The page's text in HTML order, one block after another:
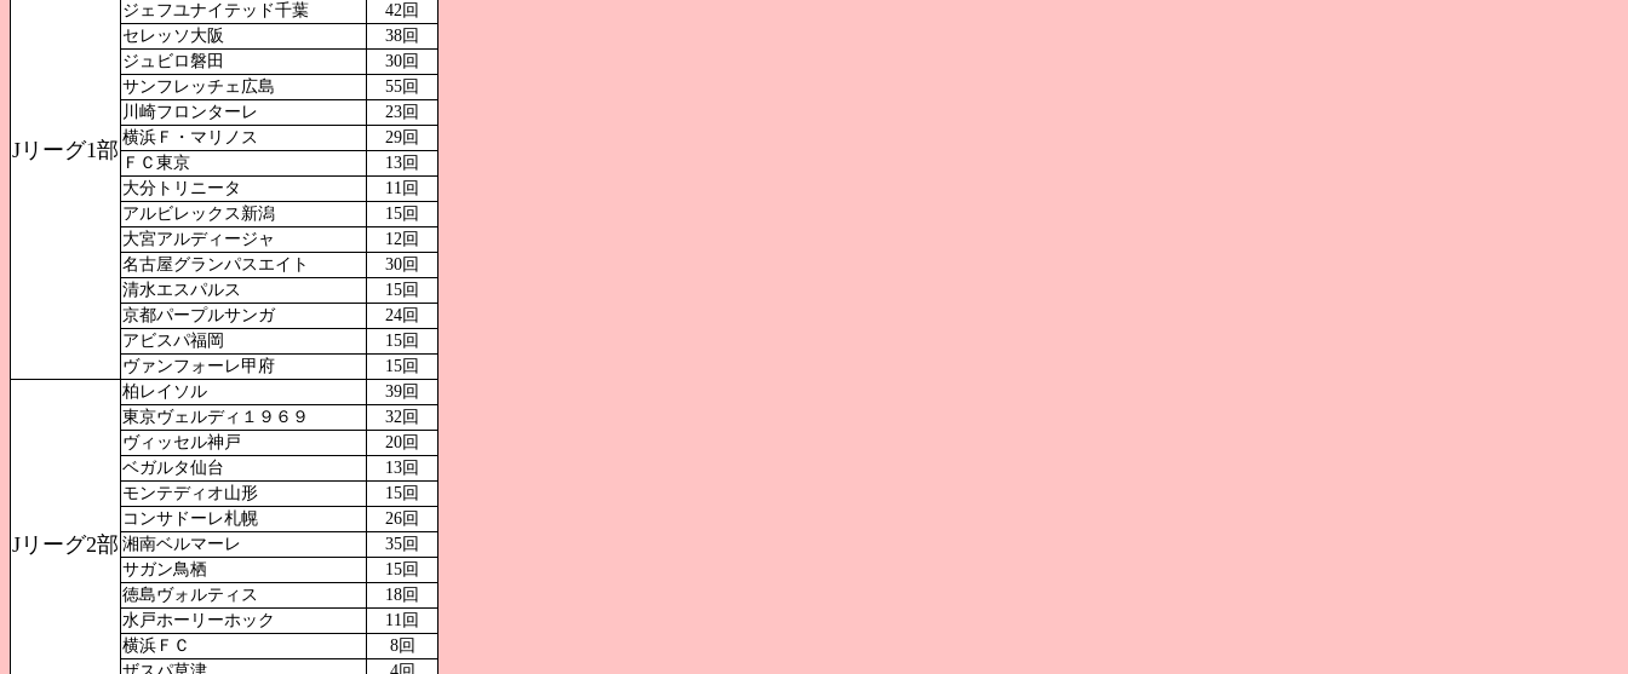
Jリーグ1部
ジェフユナイテッド千葉
42回
セレッソ大阪
38回
ジュビロ磐田
30回
サンフレッチェ広島
55回
川崎フロンターレ
23回
横浜Ｆ・マリノス
29回
ＦＣ東京
13回
大分トリニータ
11回
アルビレックス新潟
15回
大宮アルディージャ
12回
名古屋グランパスエイト
30回
清水エスパルス
15回
京都パープルサンガ
24回
アビスパ福岡
15回
ヴァンフォーレ甲府
15回
Jリーグ2部
柏レイソル
39回
東京ヴェルディ１９６９
32回
ヴィッセル神戸
20回
ベガルタ仙台
13回
モンテディオ山形
15回
コンサドーレ札幌
26回
湘南ベルマーレ
35回
サガン鳥栖
15回
徳島ヴォルティス
18回
水戸ホーリーホック
11回
横浜ＦＣ
8回